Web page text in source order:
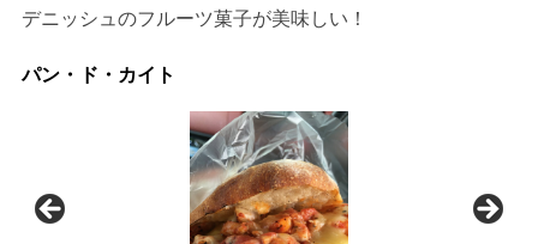
デニッシュのフルーツ菓子が美味しい！
パン・ド・カイト